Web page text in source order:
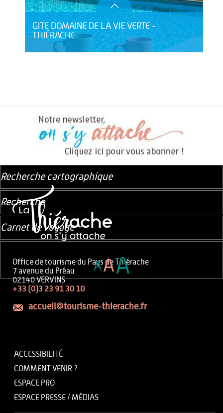
GITE DOMAINE DE LA VIE VERTE -
THIÉRACHE
Office de tourisme du Pays de Thiérache
7 avenue du Préau
02140 VERVINS
+33 (0)3 23 91 30 10
accueil@tourisme-thierache.fr
ACCESSIBILITÉ
COMMENT VENIR ?
ESPACE PRO
ESPACE PRESSE / MÉDIAS
Recherche cartographique
Recherche
Carnet de voyage
AAA